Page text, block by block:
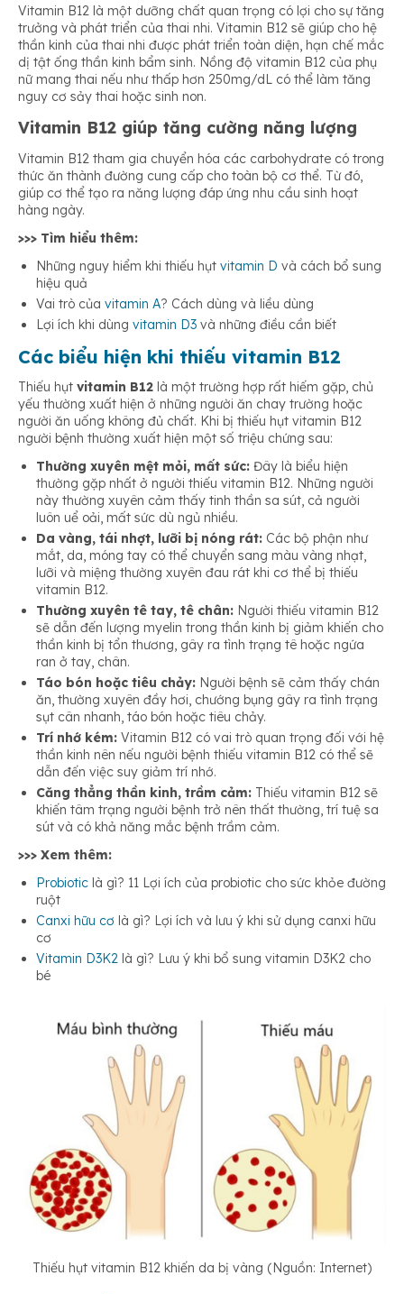
Vitamin B12 là một dưỡng chất quan trọng có lợi cho sự tăng
trưởng và phát triển của thai nhi. Vitamin B12 sẽ giúp cho hệ
thần kinh của thai nhi được phát triển toàn diện, hạn chế mắc
dị tật ống thần kinh bẩm sinh. Nồng độ vitamin B12 của phụ
nữ mang thai nếu như thấp hơn 250mg/dL có thể làm tăng
nguy cơ sảy thai hoặc sinh non.
Vitamin B12 giúp tăng cường năng lượng
Vitamin B12 tham gia chuyển hóa các carbohydrate có trong
thức ăn thành đường cung cấp cho toàn bộ cơ thể. Từ đó,
giúp cơ thể tạo ra năng lượng đáp ứng nhu cầu sinh hoạt
hàng ngày.
>>> Tìm hiểu thêm:
Những nguy hiểm khi thiếu hụt vitamin D và cách bổ sung
hiệu quả
Vai trò của vitamin A? Cách dùng và liều dùng
Lợi ích khi dùng vitamin D3 và những điều cần biết
Các biểu hiện khi thiếu vitamin B12
Thiếu hụt vitamin B12 là một trường hợp rất hiếm gặp, chủ
yếu thường xuất hiện ở những người ăn chay trường hoặc
người ăn uống không đủ chất. Khi bị thiếu hụt vitamin B12
người bệnh thường xuất hiện một số triệu chứng sau:
Thường xuyên mệt mỏi, mất sức: Đây là biểu hiện
thường gặp nhất ở người thiếu vitamin B12. Những người
này thường xuyên cảm thấy tinh thần sa sút, cả người
luôn uể oải, mất sức dù ngủ nhiều.
Da vàng, tái nhợt, lưỡi bị nóng rát: Các bộ phận như
mắt, da, móng tay có thể chuyển sang màu vàng nhạt,
lưỡi và miệng thường xuyên đau rát khi cơ thể bị thiếu
vitamin B12.
Thường xuyên tê tay, tê chân: Người thiếu vitamin B12
sẽ dẫn đến lượng myelin trong thần kinh bị giảm khiến cho
thần kinh bị tổn thương, gây ra tình trạng tê hoặc ngứa
ran ở tay, chân.
Táo bón hoặc tiêu chảy: Người bệnh sẽ cảm thấy chán
ăn, thường xuyên đầy hơi, chướng bụng gây ra tình trạng
sụt cân nhanh, táo bón hoặc tiêu chảy.
Trí nhớ kém: Vitamin B12 có vai trò quan trọng đối với hệ
thần kinh nên nếu người bệnh thiếu vitamin B12 có thể sẽ
dẫn đến việc suy giảm trí nhớ.
Căng thẳng thần kinh, trầm cảm: Thiếu vitamin B12 sẽ
khiến tâm trạng người bệnh trở nên thất thường, trí tuệ sa
sút và có khả năng mắc bệnh trầm cảm.
>>> Xem thêm:
Probiotic là gì? 11 Lợi ích của probiotic cho sức khỏe đường
ruột
Canxi hữu cơ là gì? Lợi ích và lưu ý khi sử dụng canxi hữu
cơ
Vitamin D3K2 là gì? Lưu ý khi bổ sung vitamin D3K2 cho
bé
Thiếu hụt vitamin B12 khiến da bị vàng (Nguồn: Internet)